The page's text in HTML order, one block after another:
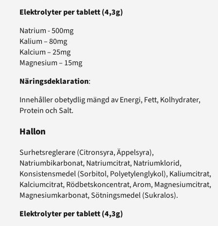
Elektrolyter per tablett (4,3g)
Natrium - 500mg
Kalium – 80mg
Kalcium – 25mg
Magnesium – 15mg
Näringsdeklaration:
Innehåller obetydlig mängd av Energi, Fett, Kolhydrater,
Protein och Salt.
Hallon
Surhetsreglerare (Citronsyra, Äppelsyra),
Natriumbikarbonat, Natriumcitrat, Natriumklorid,
Konsistensmedel (Sorbitol, Polyetylenglykol), Kaliumcitrat,
Kalciumcitrat, Rödbetskoncentrat, Arom, Magnesiumcitrat,
Magnesiumkarbonat, Sötningsmedel (Sukralos).
Elektrolyter per tablett (4,3g)